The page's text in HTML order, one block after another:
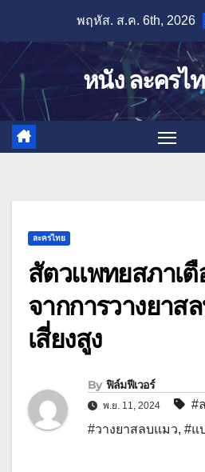
content
พฤหัส. ส.ค. 6th, 2026
หนัง ละครไ
ละครไทย
สัตวแพทยสภาเ
จากการวางยาส
เสี่ยงสูง
By ฟิล์มฟีเวอร์
พ.ย. 11, 2024 #
#วางยาสลบแมว, #แ